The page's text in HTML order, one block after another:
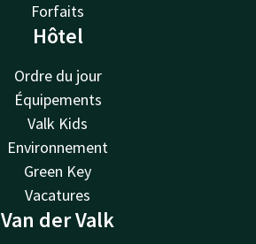
Forfaits
Hôtel
Ordre du jour
Équipements
Valk Kids
Environnement
Green Key
Vacatures
Van der Valk